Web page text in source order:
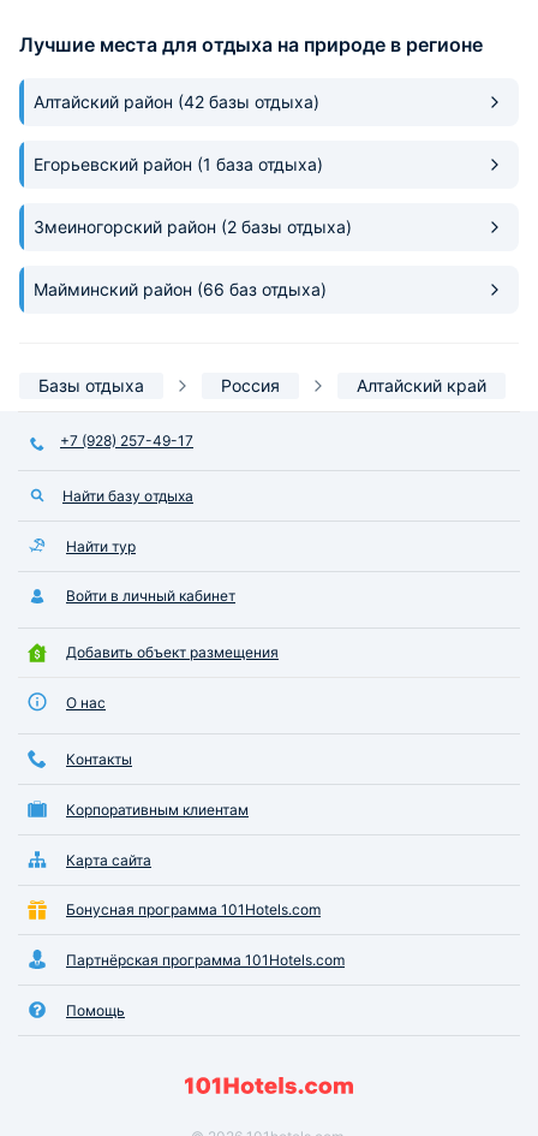
ехать.
Только тут и
Лучшие места для отдыха на природе в регионе
Алтайский район (42 базы отдыха)
Егорьевский район (1 база отдыха)
Змеиногорский район (2 базы отдыха)
Майминский район (66 баз отдыха)
Базы отдыха Россия Алтайский край
+7 (928) 257-49-17
Найти базу отдыха
Найти тур
Войти в личный кабинет
Добавить объект размещения
О нас
Контакты
Корпоративным клиентам
Карта сайта
Бонусная программа 101Hotels.com
Партнёрская программа 101Hotels.com
Помощь